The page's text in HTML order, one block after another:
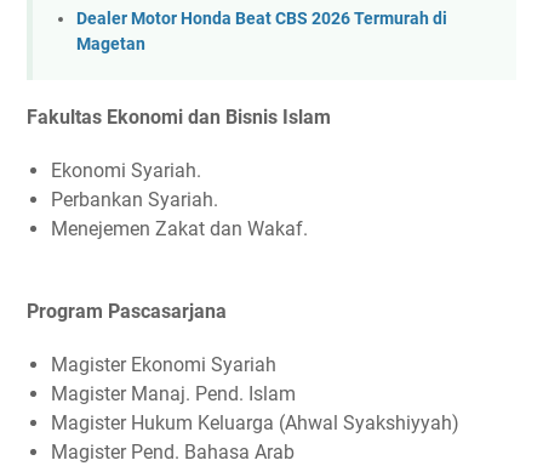
Dealer Motor Honda Beat CBS 2026 Termurah di
Magetan
Fakultas Ekonomi dan Bisnis Islam
Ekonomi Syariah.
Perbankan Syariah.
Menejemen Zakat dan Wakaf.
Program Pascasarjana
Magister Ekonomi Syariah
Magister Manaj. Pend. Islam
Magister Hukum Keluarga (Ahwal Syakshiyyah)
Magister Pend. Bahasa Arab